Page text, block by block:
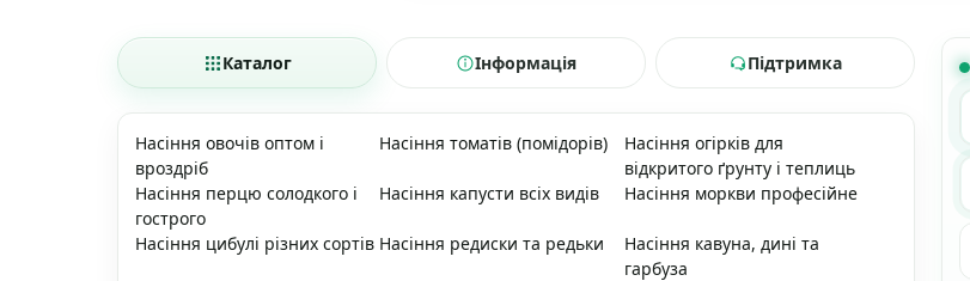
Каталог Інформація Підтримка
Насіння овочів оптом і
вроздріб
Насіння томатів (помідорів)
Насіння огірків для
відкритого ґрунту і теплиць
Насіння перцю солодкого і
гострого
Насіння капусти всіх видів Насіння моркви професійне
Насіння цибулі різних сортів Насіння редиски та редьки
Насіння кавуна, дині та
гарбуза